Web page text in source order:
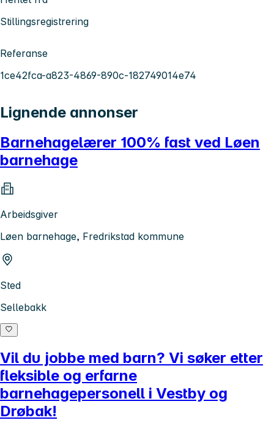
Stillingsregistrering
Referanse
1ce42fca-a823-4869-890c-182749014e74
Lignende annonser
Barnehagelærer 100% fast ved Løen
barnehage
Arbeidsgiver
Løen barnehage, Fredrikstad kommune
Sted
Sellebakk
Vil du jobbe med barn? Vi søker etter
fleksible og erfarne
barnehagepersonell i Vestby og
Drøbak!